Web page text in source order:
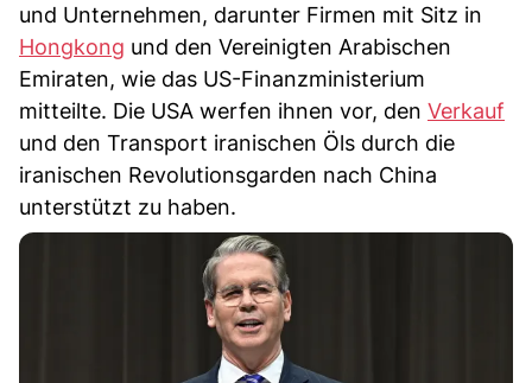
und Unternehmen, darunter Firmen mit Sitz in
Hongkong und den Vereinigten Arabischen
Emiraten, wie das US-Finanzministerium
mitteilte. Die USA werfen ihnen vor, den Verkauf
und den Transport iranischen Öls durch die
iranischen Revolutionsgarden nach China
unterstützt zu haben.